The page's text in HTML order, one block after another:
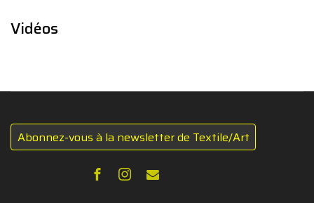
Vidéos
Abonnez-vous à la newsletter de Textile/Art